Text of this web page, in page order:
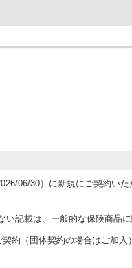
06/30）に新規にご契約い
記載は、一般的な保険商品に
約（団体契約の場合はご加